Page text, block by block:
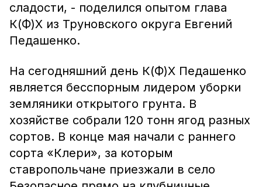
сладости, - поделился опытом глава
К(Ф)Х из Труновского округа Евгений
Педашенко.
На сегодняшний день К(Ф)Х Педашенко
является бесспорным лидером уборки
земляники открытого грунта. В
хозяйстве собрали 120 тонн ягод разных
сортов. В конце мая начали с раннего
сорта «Клери», за которым
ставропольчане приезжали в село